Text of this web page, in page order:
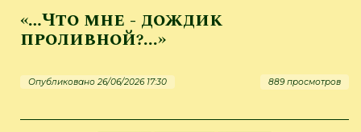
«…Что мне - дождик
проливной?...»
Опубликовано 26/06/2026 17:30 889 просмотров